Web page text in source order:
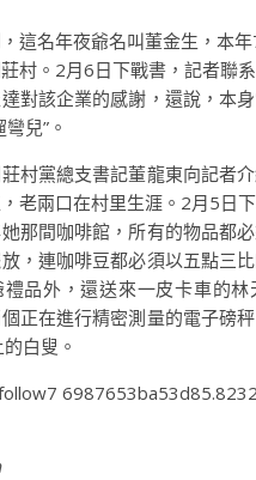
這名年夜爺名叫董金生，本
村。2月6日下戰書，記者聯
對該企業的感謝，還說，本
兒”。
村黨總支書記董龍東向記者
老兩口在村里生涯。2月5日
那間咖啡館，所有的物品都
，連咖啡豆都必須以五點三
品外，還送來一皮卡車的林
正在進行精密測量的電子磅
白叟。